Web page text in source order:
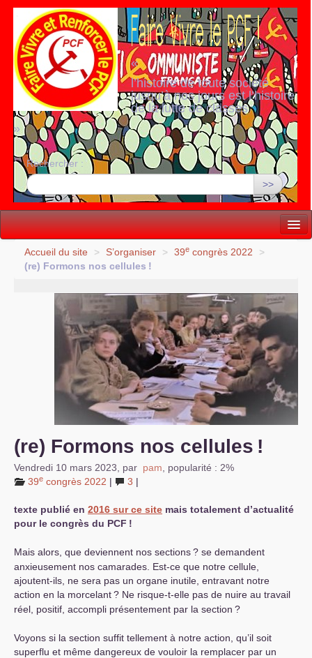
«
l’histoire de toute société
jusqu’à nos jours est l’histoire
de la lutte de classes
»
Rechercher :
>>
Vie politique
Internationale
S’organiser
Comprendre...
Accueil du site > S’organiser > 39e congrès 2022
>
(re) Formons nos cellules !
(re) Formons nos cellules !
Vendredi 10 mars 2023 par pam
popularité : 2%
39e congrès 2022 | 3 |
texte publié en 2016 sur ce site mais totalement d’actualité
pour le congrès du PCF !
Mais alors, que deviennent nos sections? se demandent
anxieusement nos camarades. Est-ce que notre cellule,
ajoutent-ils, ne sera pas un organe inutile, entravant notre
action en la morcelant? Ne risque-t-elle pas de nuire au travail
réel, positif, accompli présentement par la section ?
Voyons si la section suffit tellement à notre action, qu’il soit
superflu et même dangereux de vouloir la remplacer par un